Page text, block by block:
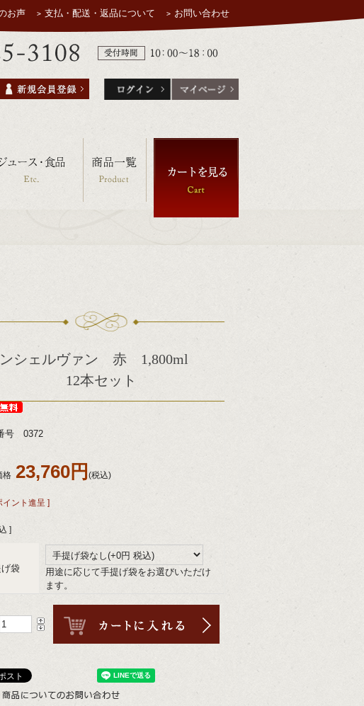
お声 支払・配送・返品について お問い合わせ
ンシェルヴァン 赤 1,800ml
12本セット
号 0372
格 23,760円 (税込)
イント進呈 ]
]
袋
用途に応じて手提げ袋をお選びいただけ
ます。